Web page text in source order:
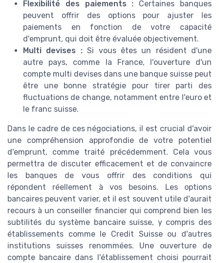
Flexibilité des paiements : Certaines banques
peuvent offrir des options pour ajuster les
paiements en fonction de votre capacité
d'emprunt, qui doit être évaluée objectivement.
Multi devises :Si vous êtes un résident d'une
autre pays, comme la France, l'ouverture d'un
compte multi devises dans une banque suisse peut
être une bonne stratégie pour tirer parti des
fluctuations de change, notamment entre l'euro et
le franc suisse.
Dans le cadre de ces négociations, il est crucial d'avoir
une compréhension approfondie de votre potentiel
d'emprunt, comme traité précédemment. Cela vous
permettra de discuter efficacement et de convaincre
les banques de vous offrir des conditions qui
répondent réellement à vos besoins. Les options
bancaires peuvent varier, et il est souvent utile d'aurait
recours à un conseiller financier qui comprend bien les
subtilités du système bancaire suisse, y compris des
établissements comme le Credit Suisse ou d'autres
institutions suisses renommées. Une ouverture de
compte bancaire dans l'établissement choisi pourrait